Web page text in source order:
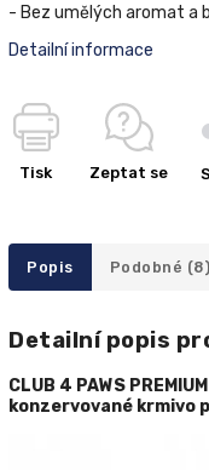
- Bez umělých aromat a
Detailní informace
Tisk Zeptat se
Popis Podobné (8)
Detailní popis
CLUB 4 PAWS PREMIUM
konzervované krmivo